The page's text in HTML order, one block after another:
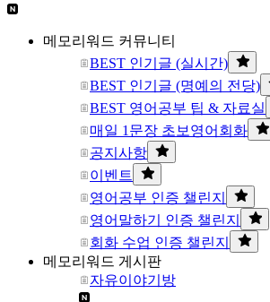
메모리워드 커뮤니티
BEST 인기글 (실시간)
BEST 인기글 (명예의 전당)
BEST 영어공부 팁 & 자료실
매일 1문장 초보영어회화
공지사항
이벤트
영어공부 인증 챌린지
영어말하기 인증 챌린지
회화 수업 인증 챌린지
메모리워드 게시판
자유이야기방